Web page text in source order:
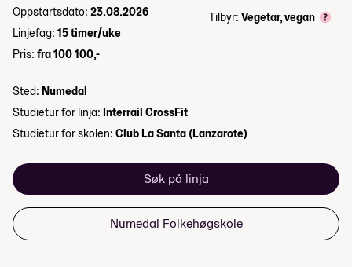
Oppstartsdato: 23.08.2026
Linjefag: 15 timer/uke
Pris: fra 100 100,-
Tilbyr: Vegetar, vegan
Sted: Numedal
Studietur for linja: Interrail CrossFit
Studietur for skolen: Club La Santa (Lanzarote)
Søk på linja
Numedal Folkehøgskole